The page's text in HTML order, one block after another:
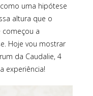
uma hipótese
altura que o
começou a
Hoje vou mostrar
da Caudalie, 4
experiência!